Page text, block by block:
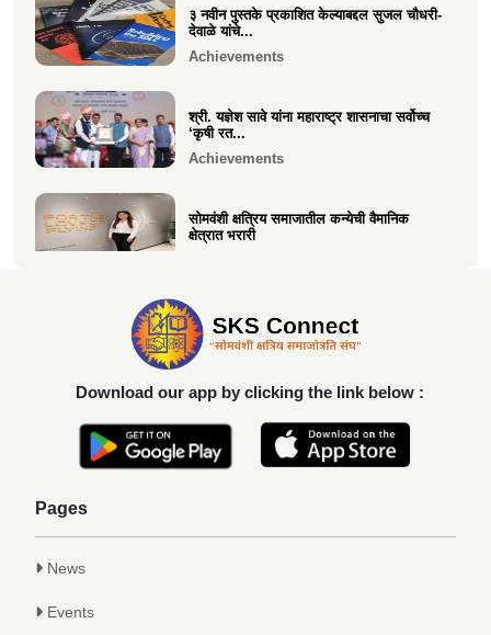
श्री. श्रीहास चुरी यांच्या आयईसीए फाउंडेशनच्या
पुरुष वृद्धाश...
Festive
३ नवीन पुस्तके प्रकाशित केल्याबद्दल सुजल चौधरी-
देवाळे यांचे...
Achievements
श्री. यज्ञेश सावे यांना महाराष्ट्र शासनाचा सर्वोच्च
‘कृषी रत...
Achievements
सोमवंशी क्षत्रिय समाजातील कन्येची वैमानिक
क्षेत्रात भरारी
दिलीप हरीचंद्र वर्तक चटाळे यांचे एलएलबी परीक्षेत
यश
Achievements
कु. आलाप किशोर सावे, आपल्या अथक परिश्रम व
गुणवत्तेवर यशस्वीर...
Achievements
Download our app by clicking the link below :
Pages
News
Events